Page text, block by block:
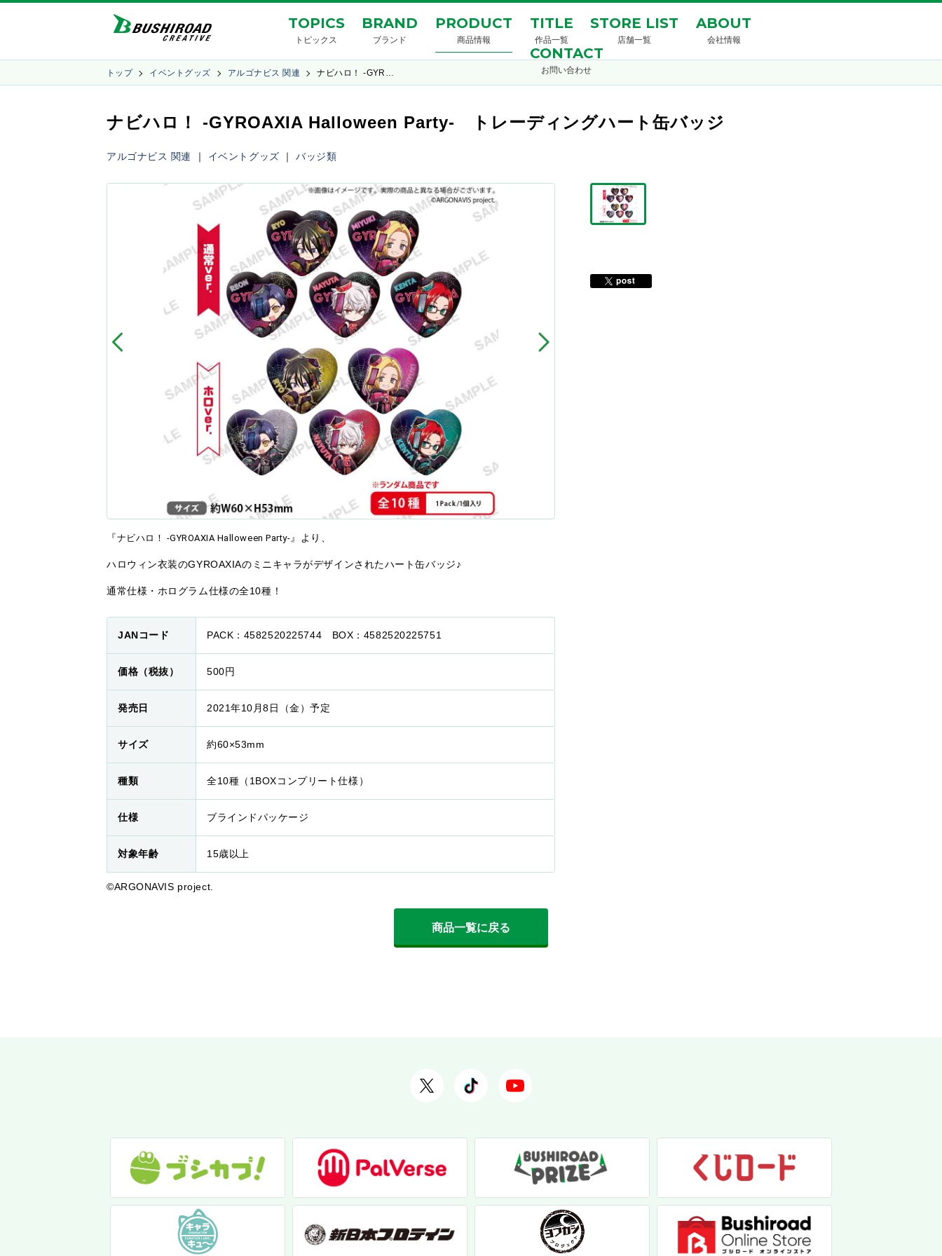
TOPICS
トピックス
BRAND
ブランド
PRODUCT
商品情報
TITLE
作品一覧
STORE LIST
店舗一覧
ABOUT
会社情報
CONTACT
お問い合わせ
トップ イベントグッズ アルゴナビス 関連 ナビハロ！ -GYR…
ナビハロ！ -GYROAXIA Halloween Party- トレーディングハート缶バッジ
アルゴナビス 関連 ｜ イベントグッズ ｜バッジ類
『ナビハロ！ -GYROAXIA Halloween Party- 』より、
ハロウィン衣装のGYROAXIAのミニキャラがデザインされたハート缶バッジ♪
通常仕様・ホログラム仕様の全10種！
JANコード PACK：4582520225744 BOX：4582520225751
価格（税抜） 500円
発売日 2021年10月8日（金）予定
サイズ 約60×53mm
種類 全10種（1BOXコンプリート仕様）
仕様 ブラインドパッケージ
対象年齢 15歳以上
©ARGONAVIS project.
商品一覧に戻る